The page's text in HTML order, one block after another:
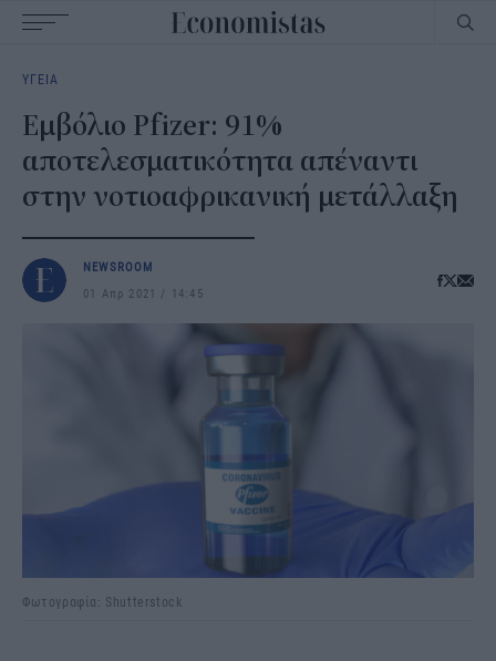
navigation
ΥΓΕΙΑ
Εμβόλιο Pfizer: 91%
αποτελεσματικότητα απέναντι
στην νοτιοαφρικανική μετάλλαξη
NEWSROOM
01 Απρ 2021
14:45
Φωτογραφία: Shutterstock